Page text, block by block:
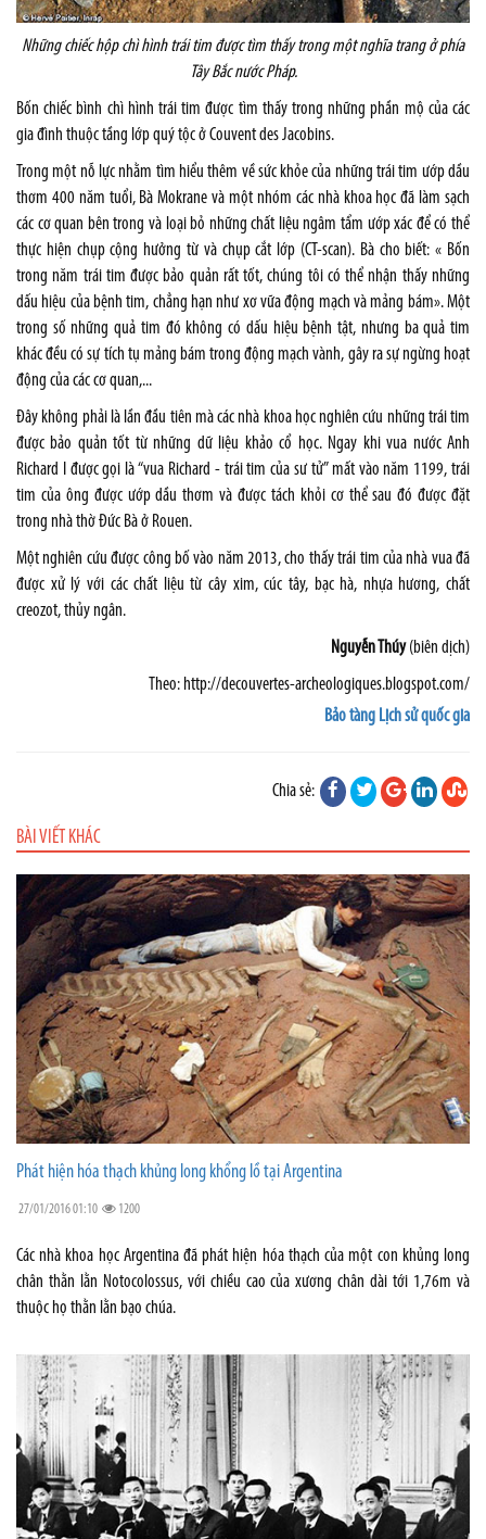
Những chiếc hộp chì hình trái tim được tìm thấy trong một nghĩa trang ở phía
Tây Bắc nước Pháp.
Bốn chiếc bình chì hình trái tim được tìm thấy trong những phần mộ của các
gia đình thuộc tầng lớp quý tộc ở Couvent des Jacobins.
Trong một nỗ lực nhằm tìm hiểu thêm về sức khỏe của những trái tim ướp dầu
thơm 400 năm tuổi, Bà Mokrane và một nhóm các nhà khoa học đã làm sạch
các cơ quan bên trong và loại bỏ những chất liệu ngâm tẩm ướp xác để có thể
thực hiện chụp cộng hưởng từ và chụp cắt lớp (CT-scan). Bà cho biết: « Bốn
trong năm trái tim được bảo quản rất tốt, chúng tôi có thể nhận thấy những
dấu hiệu của bệnh tim, chẳng hạn như xơ vữa động mạch và mảng bám». Một
trong số những quả tim đó không có dấu hiệu bệnh tật, nhưng ba quả tim
khác đều có sự tích tụ mảng bám trong động mạch vành, gây ra sự ngừng hoạt
động của các cơ quan,...
Đây không phải là lần đầu tiên mà các nhà khoa học nghiên cứu những trái tim
được bảo quản tốt từ những dữ liệu khảo cổ học. Ngay khi vua nước Anh
Richard I được gọi là “vua Richard - trái tim của sư tử” mất vào năm 1199, trái
tim của ông được ướp dầu thơm và được tách khỏi cơ thể sau đó được đặt
trong nhà thờ Đức Bà ở Rouen.
Một nghiên cứu được công bố vào năm 2013, cho thấy trái tim của nhà vua đã
được xử lý với các chất liệu từ cây xim, cúc tây, bạc hà, nhựa hương, chất
creozot, thủy ngân.
Nguyễn Thúy(biên dịch)
Theo: http://decouvertes-archeologiques.blogspot.com/
Bảo tàng Lịch sử quốc gia
Chia sẻ:
BÀI VIẾT KHÁC
Phát hiện hóa thạch khủng long khổng lồ tại Argentina
27/01/2016 01:10 1200
Các nhà khoa học Argentina đã phát hiện hóa thạch của một con khủng long
chân thằn lằn Notocolossus, với chiều cao của xương chân dài tới 1,76m và
thuộc họ thằn lằn bạo chúa.